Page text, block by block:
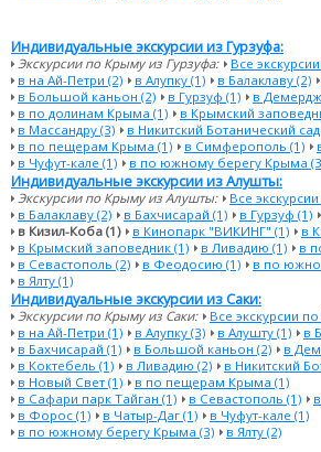
Индивидуальные экскурсии из Гурзуфа:
Экскурсии по Крыму из Гурзуфа:
Все
в на Ай-Петри (2)
в Алупку (1) в Балаклаву (2)
в Большой каньон (2)
в Гурзуф (1)
в
в по долинам Крыма (1)
в Крымский
в Массандру (3)
в Никитский Ботанический сад
в по пещерам Крыма (1)
в Симферополь (1)
в Чуфут-кале (1)
в по южному берегу Крыма
Индивидуальные экскурсии из Алушты:
Экскурсии по Крыму из Алушты:
Все
в Балаклаву (2)
в Бахчисарай (1) в Гурзуф (1)
в Кизил-Коба (1)
в Кинопарк "ВИКИНГ" (1)
в
в Крымский заповедник (1)
в Ливадию (1)
в
в Севастополь (2)
в Феодосию (1)
в по
в Ялту (1)
Индивидуальные экскурсии из Саки:
Экскурсии по Крыму из Саки:
Все экскурсии
в на Ай-Петри (1)
в Алупку (3) в Алушту (1)
в
в Бахчисарай (1)
в Большой каньон (2)
в
в Коктебель (1)
в Ливадию (2)
в Никитский
в Новый Свет (1)
в по пещерам Крыма (1)
в Сафари парк Тайган (1)
в Севастополь (1)
в Форос (1)
в Чатыр-Даг (1)
в Чуфут-кале (1)
в по южному берегу Крыма (3)
в Ялту (2)